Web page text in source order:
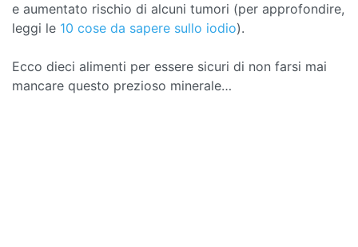
e aumentato rischio di alcuni tumori (per approfondire,
leggi le 10 cose da sapere sullo iodio).
Ecco dieci alimenti per essere sicuri di non farsi mai
mancare questo prezioso minerale…